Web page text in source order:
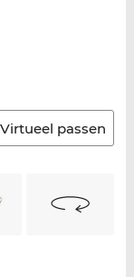
Virtueel passen